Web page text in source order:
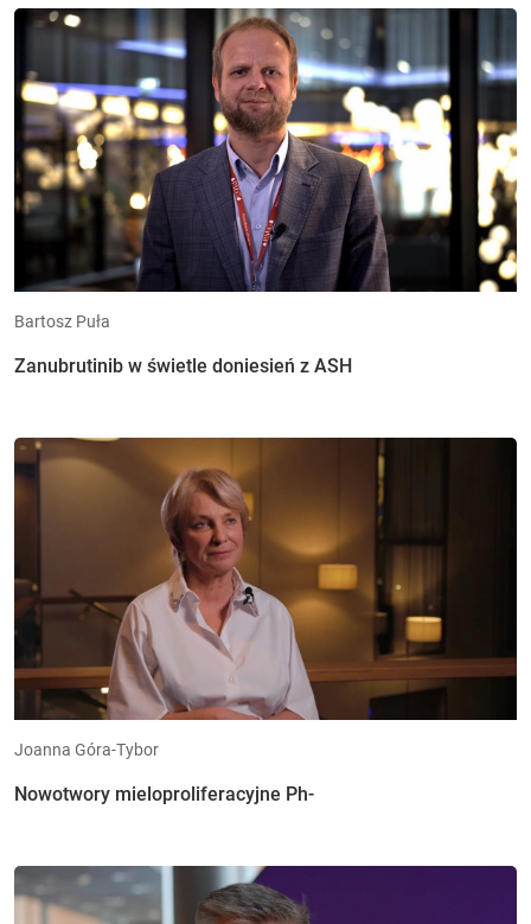
Bartosz Puła
Zanubrutinib w świetle doniesień z ASH
Joanna Góra-Tybor
Nowotwory mieloproliferacyjne Ph-